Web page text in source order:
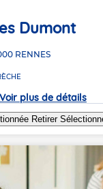
Dumont
RENNES
Voir plus de détails
Retirer